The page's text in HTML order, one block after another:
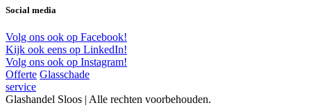
Social media
Volg ons ook op Facebook!
Kijk ook eens op LinkedIn!
Volg ons ook op Instagram!
Offerte Glasschade
service
Glashandel Sloos | Alle rechten voorbehouden.